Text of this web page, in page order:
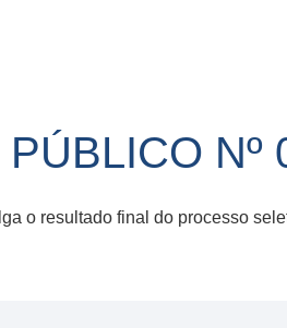
Nº
o resultado final do processo